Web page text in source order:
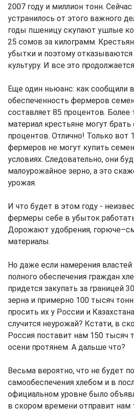
2007 году и миллион тонн.
устранилось от этого важного
годы пшеницу скупают ушлые
25 сомов за килограмм.
убытки и поэтому
культуру. И все это
Еще один ньюанс: как сообщили
обеспеченность фермеров
составляет 85 процентов. Более
материал крестьяне могут
процентов. Отлично! Только вот
фермеров не могут купить
условиях. Следовательно, они
малоурожайное зерно, а это
урожая.
И что будет в этом году -
фермеры себе в убыток
Дорожают удобрения,
материалы.
Но даже если намерения властей
полного обеспечения граждан
придется закупать за границей
зерна и примерно 100 тысяч
просить их у России и
случится неурожай? Кстати, в
Россия поставит нам 150 тысяч
осени протянем. А дальше что?
Весьма вероятно, что не будет
самообеспечения хлебом и в
официальном уровне было
в скором времени отправит нам